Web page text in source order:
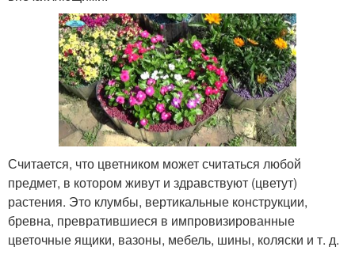
Считается, что цветником может считаться любой
предмет, в котором живут и здравствуют (цветут)
растения. Это клумбы, вертикальные конструкции,
бревна, превратившиеся в импровизированные
цветочные ящики, вазоны, мебель, шины, коляски и т. д.